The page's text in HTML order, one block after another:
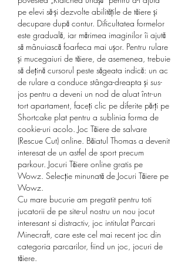
pe elevi să-și dezvolte abilitățile de tăiere și
decupare după contur. Dificultatea formelor
este graduală, iar mărimea imaginilor îi ajută
să mânuiască foarfeca mai ușor. Pentru rulare
și mucegaiuri de tăiere, de asemenea, trebuie
să dețină cursorul peste săgeata indică: un ac
de rulare a conduce stânga-dreapta și sus-
jos pentru a deveni un nod de aluat într-un
tort apartament, faceți clic pe diferite părți pe
Shortcake plat pentru a sublinia forma de
cookie-uri acolo. Joc Tăiere de salvare
(Rescue Cut) online. Băiatul Thomas a devenit
interesat de un astfel de sport precum
parkour. Jocuri Tăiere online gratis pe
Wowz. Selecție minunată de Jocuri Tăiere pe
Wowz.
Cu mare bucurie am pregatit pentru toti
jucatorii de pe site-ul nostru un nou jocut
interesant si distractiv, joc intitulat Parcari
Minecraft, care este cel mai recent joc din
categoria parcarilor, fiind un joc, jocuri de
tăiere.